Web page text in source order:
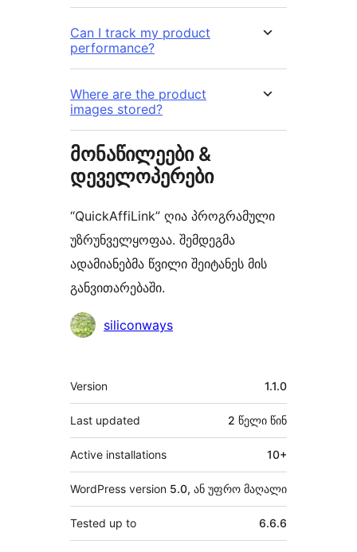
Can I track my product
performance?
Where are the product
images stored?
მონაწილეები &
დეველოპერები
“QuickAffiLink” ღია პროგრამული
უზრუნველყოფაა. შემდეგმა
ადამიანებმა წვილი შეიტანეს მის
განვითარებაში.
მონაწილეები
siliconways
მეტა
Version 1.1.0
Last updated 2 წელი წინ
Active installations 10+
WordPress version 5.0, ან უფრო მაღალი
Tested up to 6.6.6